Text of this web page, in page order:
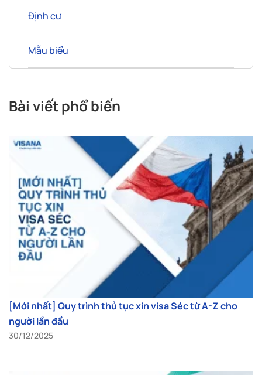
Định cư
Mẫu biểu
Bài viết phổ biến
[Mới nhất] Quy trình thủ tục xin visa Séc từ A-Z cho
người lần đầu
30/12/2025